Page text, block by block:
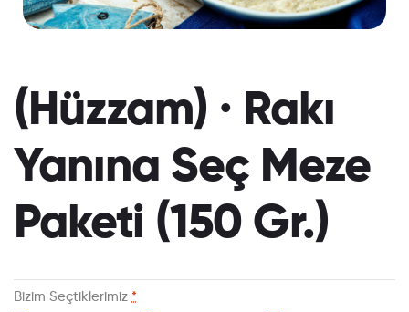
(Hüzzam) · Rakı
Yanına Seç Meze
Paketi (150 Gr.)
Bizim Seçtiklerimiz *